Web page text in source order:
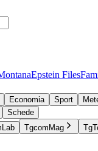
Epstein Files
Economia Sport
Schede
TgcomMag